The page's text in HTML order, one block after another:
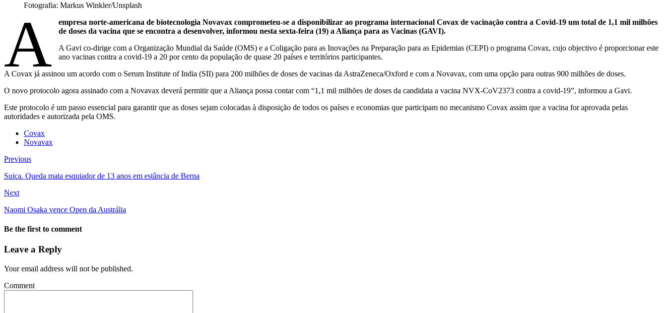
Fotografia: Markus Winkler/Unsplash
A
empresa norte-americana de biotecnologia Novavax comprometeu-se a disponibilizar ao programa internacional Covax de vacinação contra a Covid-19 um total de 1,1 mil milhões
de doses da vacina que se encontra a desenvolver, informou nesta sexta-feira (19) a Aliança para as Vacinas (GAVI).
A Gavi co-dirige com a Organização Mundial da Saúde (OMS) e a Coligação para as Inovações na Preparação para as Epidemias (CEPI) o programa Covax, cujo objectivo é proporcionar este
ano vacinas contra a covid-19 a 20 por cento da população de quase 20 países e territórios participantes.
A Covax já assinou um acordo com o Serum Institute of India (SII) para 200 milhões de doses de vacinas da AstraZeneca/Oxford e com a Novavax, com uma opção para outras 900 milhões de doses.
O novo protocolo agora assinado com a Novavax deverá permitir que a Aliança possa contar com “1,1 mil milhões de doses da candidata a vacina NVX-CoV2373 contra a covid-19”, informou a Gavi.
Este protocolo é um passo essencial para garantir que as doses sejam colocadas à disposição de todos os países e economias que participam no mecanismo Covax assim que a vacina for aprovada pelas
autoridades e autorizada pela OMS.
Covax
Novavax
Previous
Suiça. Queda mata esquiador de 13 anos em estância de Berna
Next
Naomi Osaka vence Open da Austrália
Be the first to comment
Leave a Reply
Your email address will not be published.
Comment